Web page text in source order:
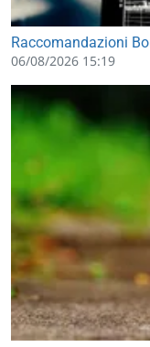
Raccomandazioni
06/08/2026 15:19